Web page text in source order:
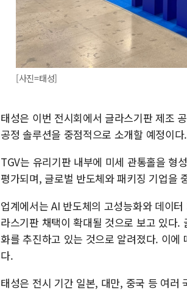
[사진=태성]
태성은 이번 전시회에서 글라스기판 제조
공정 솔루션을 중점적으로 소개할 예정이다.
TGV는 유리기판 내부에 미세 관통홀을 형
평가되며, 글로벌 반도체와 패키징 기업을
업계에서는 AI 반도체의 고성능화와 데이
라스기판 채택이 확대될 것으로 보고 있다
화를 추진하고 있는 것으로 알려졌다. 이에
다.
태성은 전시 기간 일본, 대만, 중국 등 여러